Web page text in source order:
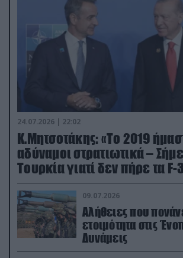
24.07.2026 | 22:02
Κ.Μητσοτάκης: «Το 2019
αδύναμοι στρατιωτικά –
Τουρκία γιατί δεν πήρε τα F-
(βίντεο)
09.07.2026
Αλήθειες που
ετοιμότητα στις
Δυνάμεις